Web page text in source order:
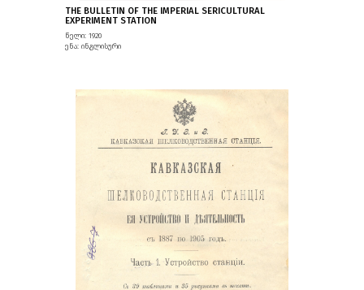
THE BULLETIN OF THE IMPERIAL SERICULTURAL
EXPERIMENT STATION
წელი: 1920
ენა: ინგლისური